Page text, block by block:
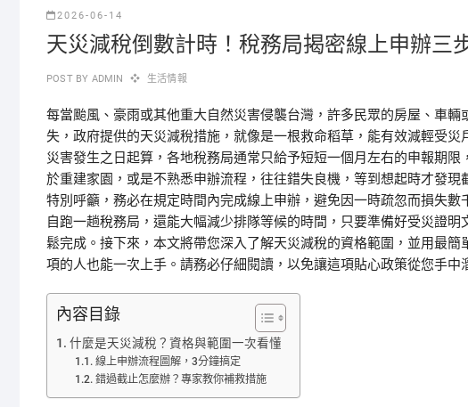
2026-06-14
天災減稅倒數計時！稅務局揭密線上申辦三
POST BY ADMIN 生活情報
每當颱風、豪雨或其他重大自然災害侵襲台灣，許多民眾的房屋、車
失，政府提供的天災減稅措施，就像是一根救命稻草，能有效減輕受
災害發生之日起算，各地稅務局通常只給予短短一個月左右的申報期
於重建家園，或是不熟悉申辦流程，往往錯失良機，等到想起時才發
特別呼籲，務必在規定時間內完成線上申辦，避免因一時疏忽而損失
自跑一趟稅務局，還能大幅減少排隊等候的時間，只要準備好受災證
鬆完成。接下來，本文將帶您深入了解天災減稅的資格範圍，並用最
項的人也能一次上手。請務必仔細閱讀，以免讓這項貼心政策從您手中
內容目錄
什麼是天災減稅？資格與範圍一次看懂
線上申辦流程圖解，3分鐘搞定
錯過截止怎麼辦？專家教你補救措施